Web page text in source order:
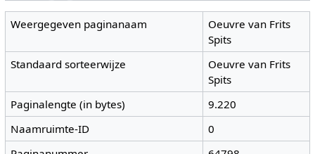
Weergegeven paginanaam
Oeuvre van Frits
Spits
Standaard sorteerwijze
Oeuvre van Frits
Spits
Paginalengte (in bytes)
9.220
Naamruimte-ID
0